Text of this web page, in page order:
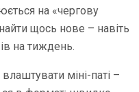
на «чергову
щось нове – навіть
на тиждень.
міні-паті –